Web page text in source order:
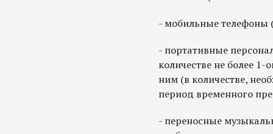
- мобильные телефоны
- портативные
количестве не более
ним (в количестве,
период временного
- переносные